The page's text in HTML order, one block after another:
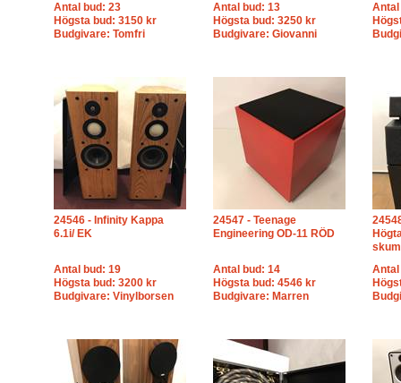
Antal bud: 23
Högsta bud: 3150 kr
Budgivare: Tomfri
Antal bud: 13
Högsta bud: 3250 kr
Budgivare: Giovanni
Antal
24546 - Infinity Kappa
6.1i/ EK
Antal bud: 19
Högsta bud: 3200 kr
Budgivare: Vinylborsen
24547 - Teenage
Engineering OD-11 RÖD
Antal bud: 14
Högsta bud: 4546 kr
Budgivare: Marren
Antal